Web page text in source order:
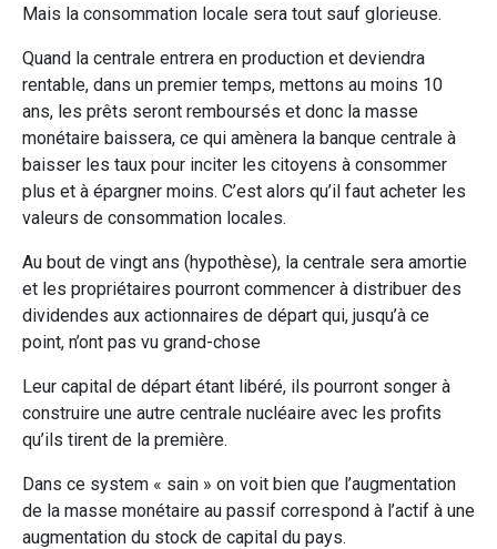
Mais la consommation locale sera tout sauf glorieuse.
Quand la centrale entrera en production et deviendra
rentable, dans un premier temps, mettons au moins 10
ans, les prêts seront remboursés et donc la masse
monétaire baissera, ce qui amènera la banque centrale à
baisser les taux pour inciter les citoyens à consommer
plus et à épargner moins. C’est alors qu’il faut acheter les
valeurs de consommation locales.
Au bout de vingt ans (hypothèse), la centrale sera amortie
et les propriétaires pourront commencer à distribuer des
dividendes aux actionnaires de départ qui, jusqu’à ce
point, n’ont pas vu grand-chose
Leur capital de départ étant libéré, ils pourront songer à
construire une autre centrale nucléaire avec les profits
qu’ils tirent de la première.
Dans ce system « sain » on voit bien que l’augmentation
de la masse monétaire au passif correspond à l’actif à une
augmentation du stock de capital du pays.